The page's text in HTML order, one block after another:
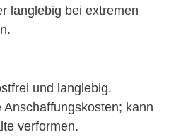
langlebig bei extremen
und langlebig.
Anschaffungskosten; kann
verformen.